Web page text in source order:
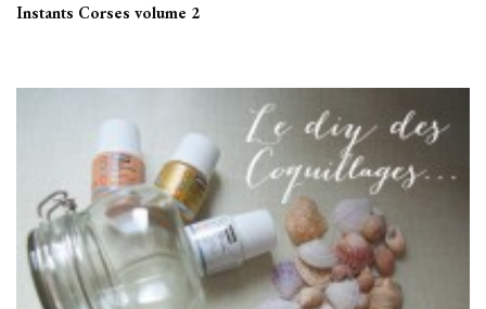
Instants Corses volume 2